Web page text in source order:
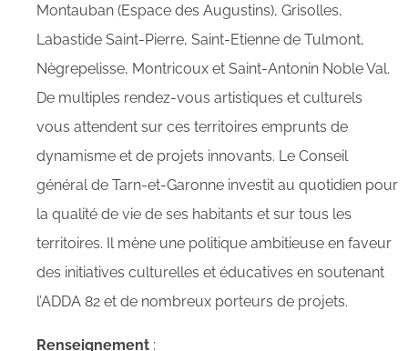
Montauban (Espace des Augustins), Grisolles,
Labastide Saint-Pierre, Saint-Etienne de Tulmont,
Nègrepelisse, Montricoux et Saint-Antonin Noble Val.
De multiples rendez-vous artistiques et culturels
vous attendent sur ces territoires emprunts de
dynamisme et de projets innovants. Le Conseil
général de Tarn-et-Garonne investit au quotidien pour
la qualité de vie de ses habitants et sur tous les
territoires. Il mène une politique ambitieuse en faveur
des initiatives culturelles et éducatives en soutenant
l’ADDA 82 et de nombreux porteurs de projets.
Renseignement :